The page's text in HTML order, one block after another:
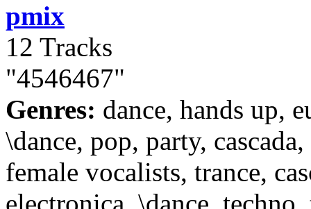
pmix
12 Tracks
"4546467"
Genres: dance, hands up,
\dance, pop, party,
female vocalists, trance,